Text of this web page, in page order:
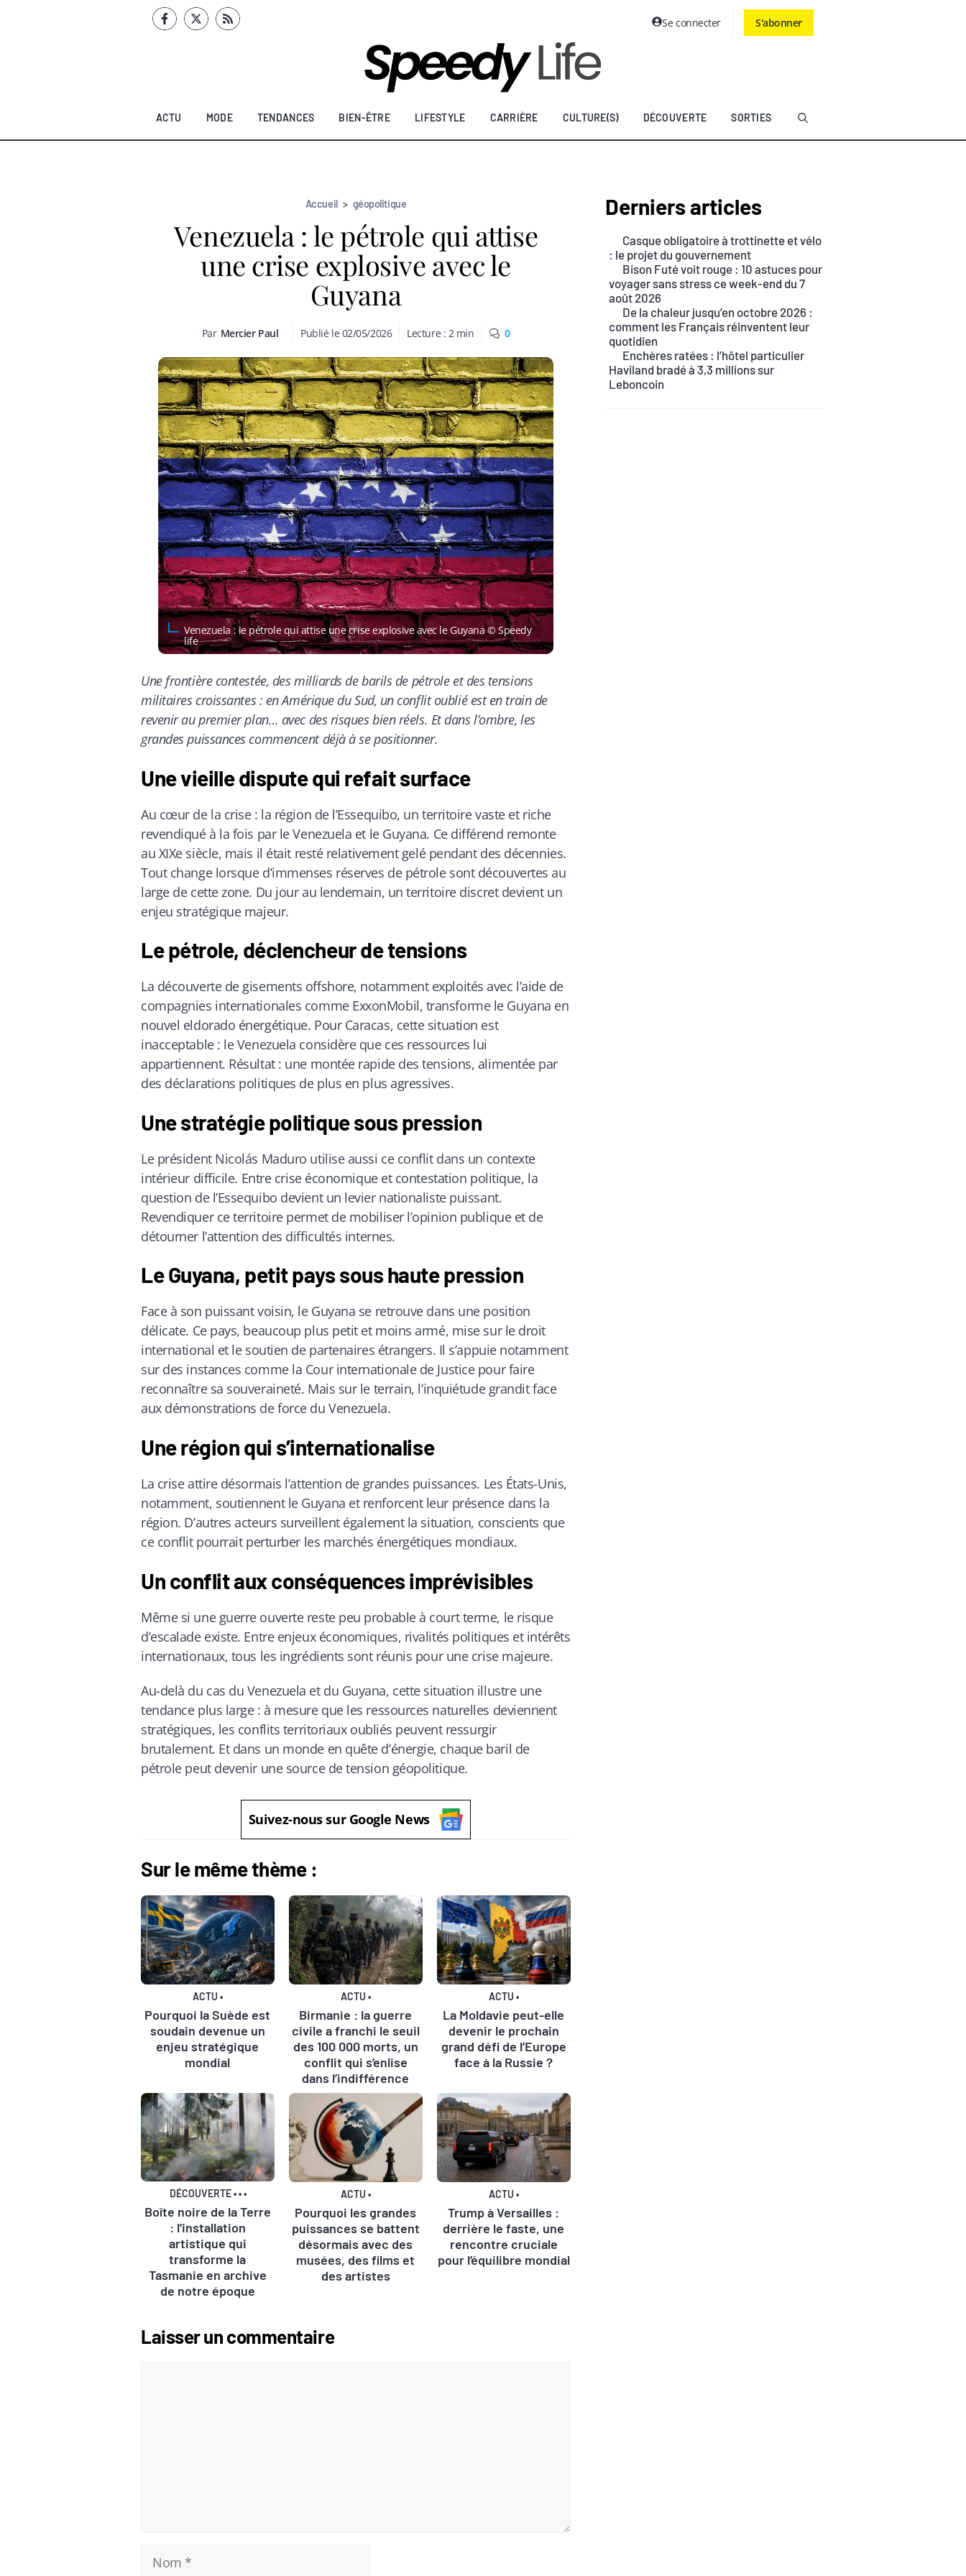
Se connecter S'abonner
ACTU MODE TENDANCES BIEN-ÊTRE LIFESTYLE CARRIÈRE CULTURE(S) DÉCOUVERTE SORTIES
Accueil > géopolitique
Venezuela : le pétrole qui attise
une crise explosive avec le
Guyana
Par Mercier Paul Publié le 02/05/2026 Lecture : 2 min 0
Venezuela : le pétrole qui attise une crise explosive avec le Guyana © Speedy
life
Une frontière contestée, des milliards de barils de pétrole et des tensions
militaires croissantes : en Amérique du Sud, un conflit oublié est en train de
revenir au premier plan… avec des risques bien réels. Et dans l’ombre, les
grandes puissances commencent déjà à se positionner.
Une vieille dispute qui refait surface
Au cœur de la crise : la région de l’Essequibo, un territoire vaste et riche
revendiqué à la fois par le Venezuela et le Guyana. Ce différend remonte
au XIXe siècle, mais il était resté relativement gelé pendant des décennies.
Tout change lorsque d’immenses réserves de pétrole sont découvertes au
large de cette zone. Du jour au lendemain, un territoire discret devient un
enjeu stratégique majeur.
Le pétrole, déclencheur de tensions
La découverte de gisements offshore, notamment exploités avec l’aide de
compagnies internationales comme ExxonMobil, transforme le Guyana en
nouvel eldorado énergétique. Pour Caracas, cette situation est
inacceptable : le Venezuela considère que ces ressources lui
appartiennent. Résultat : une montée rapide des tensions, alimentée par
des déclarations politiques de plus en plus agressives.
Une stratégie politique sous pression
Le président Nicolás Maduro utilise aussi ce conflit dans un contexte
intérieur difficile. Entre crise économique et contestation politique, la
question de l’Essequibo devient un levier nationaliste puissant.
Revendiquer ce territoire permet de mobiliser l’opinion publique et de
détourner l’attention des difficultés internes.
Le Guyana, petit pays sous haute pression
Face à son puissant voisin, le Guyana se retrouve dans une position
délicate. Ce pays, beaucoup plus petit et moins armé, mise sur le droit
international et le soutien de partenaires étrangers. Il s’appuie notamment
sur des instances comme la Cour internationale de Justice pour faire
reconnaître sa souveraineté. Mais sur le terrain, l’inquiétude grandit face
aux démonstrations de force du Venezuela.
Une région qui s’internationalise
La crise attire désormais l’attention de grandes puissances. Les États-Unis,
notamment, soutiennent le Guyana et renforcent leur présence dans la
région. D’autres acteurs surveillent également la situation, conscients que
ce conflit pourrait perturber les marchés énergétiques mondiaux.
Un conflit aux conséquences imprévisibles
Même si une guerre ouverte reste peu probable à court terme, le risque
d’escalade existe. Entre enjeux économiques, rivalités politiques et intérêts
internationaux, tous les ingrédients sont réunis pour une crise majeure.
Au-delà du cas du Venezuela et du Guyana, cette situation illustre une
tendance plus large : à mesure que les ressources naturelles deviennent
stratégiques, les conflits territoriaux oubliés peuvent ressurgir
brutalement. Et dans un monde en quête d’énergie, chaque baril de
pétrole peut devenir une source de tension géopolitique.
Suivez-nous sur Google News
Sur le même thème :
ACTU •
Pourquoi la Suède est
soudain devenue un
enjeu stratégique
mondial
ACTU •
Birmanie : la guerre
civile a franchi le seuil
des 100 000 morts, un
conflit qui s’enlise
dans l’indifférence
ACTU •
La Moldavie peut-elle
devenir le prochain
grand défi de l’Europe
face à la Russie ?
DÉCOUVERTE•••
Boîte noire de la Terre
: l’installation
artistique qui
transforme la
Tasmanie en archive
de notre époque
ACTU •
Pourquoi les grandes
puissances se battent
désormais avec des
musées, des films et
des artistes
ACTU •
Trump à Versailles :
derrière le faste, une
rencontre cruciale
pour l’équilibre mondial
Laisser un commentaire
Derniers articles
Casque obligatoire à trottinette et vélo
: le projet du gouvernement
Bison Futé voit rouge : 10 astuces pour
voyager sans stress ce week-end du 7
août 2026
De la chaleur jusqu’en octobre 2026 :
comment les Français réinventent leur
quotidien
Enchères ratées : l’hôtel particulier
Haviland bradé à 3,3 millions sur
Leboncoin